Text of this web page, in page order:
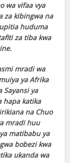
wa vifaa vya
za kibingwa na
huduma
za tiba kwa
mradi wa
ya Afrika
ya
hapa katika
na Chuo
mradi huu
matibabu ya
bobezi kwa
ukanda wa